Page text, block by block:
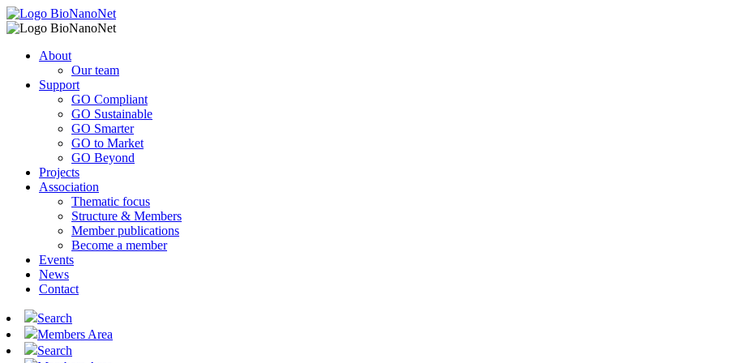
About
Our team
Support
GO Compliant
GO Sustainable
GO Smarter
GO to Market
GO Beyond
Projects
Association
Thematic focus
Structure & Members
Member publications
Become a member
Events
News
Contact
Search
Members Area
Search